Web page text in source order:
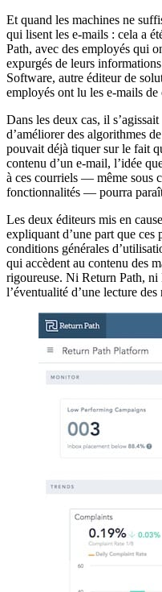
Et quand les machines ne
qui lisent les e-mails : cela a
Path, avec des employés qui
expurgés de leurs
Software, autre éditeur de
employés ont lu les e-mails de
Dans les deux cas, il
d’améliorer des algorithmes
pouvait déjà tiquer sur le fait
contenu d’un e-mail, l’idée
à ces courriels — même sous
fonctionnalités — pourra
Les deux éditeurs mis en
expliquant d’une part que ces
conditions générales
qui accèdent au contenu des
rigoureuse. Ni Return Path,
l’éventualité d’une lecture